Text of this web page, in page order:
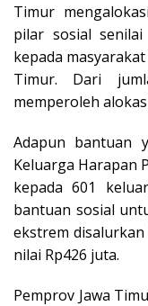
Timur
pilar sosial senilai
kepada
Timur. Dari
memperoleh
Adapun bantuan
Keluarga Harapan
kepada 601
bantuan sosial
ekstrem
nilai Rp426 juta.
Pemprov Jawa